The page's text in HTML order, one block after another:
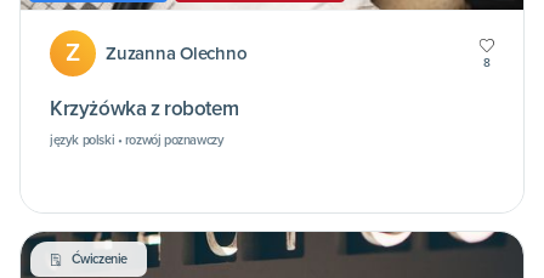
Z Zuzanna Olechno 8
Krzyżówka z robotem
język polski • rozwój poznawczy
Ćwiczenie